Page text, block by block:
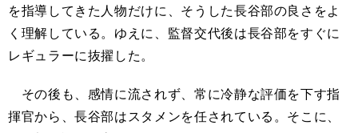
を指導してきた人物だけに、そうした長谷部の良さをよ
く理解している。ゆえに、監督交代後は長谷部をすぐに
レギュラーに抜擢した。
その後も、感情に流されず、常に冷静な評価を下す指
揮官から、長谷部はスタメンを任されている。そこに、